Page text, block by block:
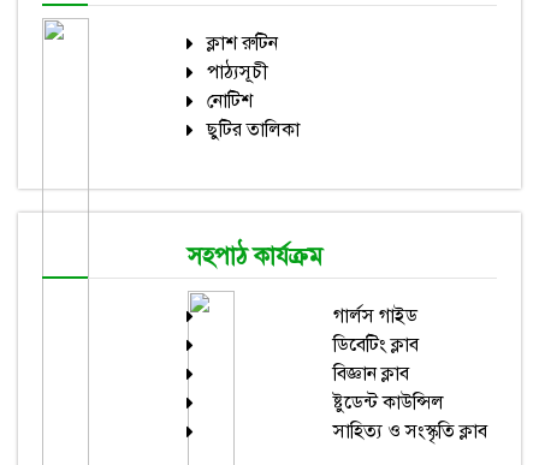
ক্লাশ রুটিন
পাঠ্যসূচী
নোটিশ
ছুটির তালিকা
সহপাঠ কার্যক্রম
গার্লস গাইড
ডিবেটিং ক্লাব
বিজ্ঞান ক্লাব
ষ্টুডেন্ট কাউন্সিল
সাহিত্য ও সংস্কৃতি ক্লাব